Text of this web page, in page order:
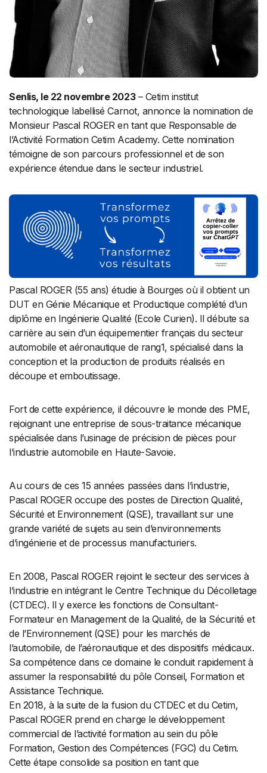
Senlis, le 22 novembre 2023– Cetim institut
technologique labellisé Carnot, annonce la nomination de
Monsieur Pascal ROGER en tant que Responsable de
l’Activité Formation Cetim Academy. Cette nomination
témoigne de son parcours professionnel et de son
expérience étendue dans le secteur industriel.
Pascal ROGER (55 ans) étudie à Bourges où il obtient un
DUT en Génie Mécanique et Productique complété d’un
diplôme en Ingénierie Qualité (Ecole Curien). Il débute sa
carrière au sein d’un équipementier français du secteur
automobile et aéronautique de rang1, spécialisé dans la
conception et la production de produits réalisés en
découpe et emboutissage.
Fort de cette expérience, il découvre le monde des PME,
rejoignant une entreprise de sous-traitance mécanique
spécialisée dans l’usinage de précision de pièces pour
l’industrie automobile en Haute-Savoie.
Au cours de ces 15 années passées dans l’industrie,
Pascal ROGER occupe des postes de Direction Qualité,
Sécurité et Environnement (QSE), travaillant sur une
grande variété de sujets au sein d’environnements
d’ingénierie et de processus manufacturiers.
En 2008, Pascal ROGER rejoint le secteur des services à
l’industrie en intégrant le Centre Technique du Décolletage
(CTDEC). Il y exerce les fonctions de Consultant-
Formateur en Management de la Qualité, de la Sécurité et
de l’Environnement (QSE) pour les marchés de
l’automobile, de l’aéronautique et des dispositifs médicaux.
Sa compétence dans ce domaine le conduit rapidement à
assumer la responsabilité du pôle Conseil, Formation et
Assistance Technique.
En 2018, à la suite de la fusion du CTDEC et du Cetim,
Pascal ROGER prend en charge le développement
commercial de l’activité formation au sein du pôle
Formation, Gestion des Compétences (FGC) du Cetim.
Cette étape consolide sa position en tant que